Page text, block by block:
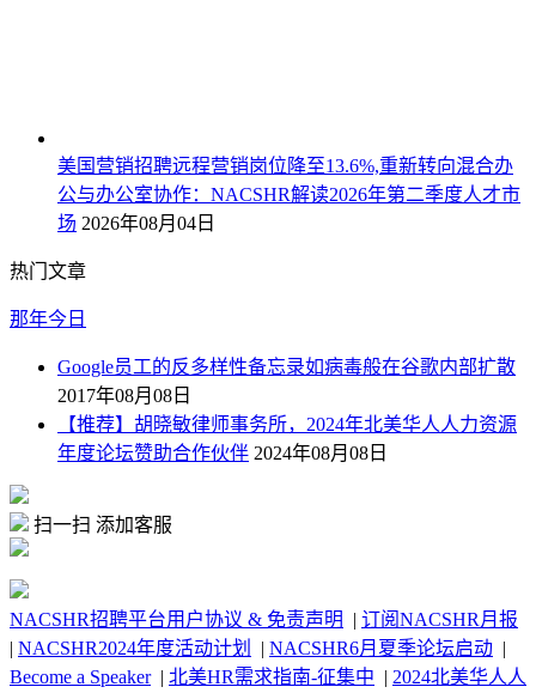
美国营销招聘远程营销岗位降至13.6%,重新转向混合办
公与办公室协作：NACSHR解读2026年第二季度人才市
场 2026年08月04日
热门文章
那年今日
Google员工的反多样性备忘录如病毒般在谷歌内部扩散
2017年08月08日
【推荐】胡晓敏律师事务所，2024年北美华人人力资源
年度论坛赞助合作伙伴 2024年08月08日
扫一扫 添加客服
NACSHR招聘平台用户协议 & 免责声明 | 订阅NACSHR月报
| NACSHR2024年度活动计划 | NACSHR6月夏季论坛启动 |
Become a Speaker| 北美HR需求指南-征集中 | 2024北美华人人